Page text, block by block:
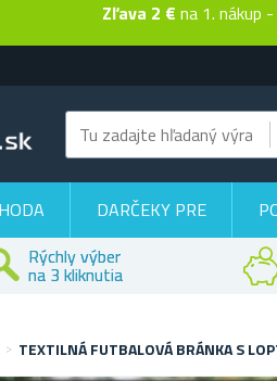
Zľava 2 € na 1. nákup -
DARČEKY PRE
Rýchly výber
na 3 kliknutia
TEXTILNÁ FUTBALOVÁ BRÁNKA S